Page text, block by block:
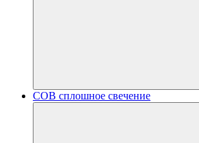
COB сплошное свечение